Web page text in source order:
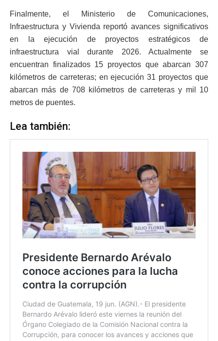
Finalmente, el Ministerio de Comunicaciones,
Infraestructura y Vivienda reportó avances significativos
en la ejecución de proyectos estratégicos de
infraestructura vial durante 2026. Actualmente se
encuentran finalizados 15 proyectos que abarcan 307
kilómetros de carreteras; en ejecución 31 proyectos que
abarcan más de 708 kilómetros de carreteras y mil 10
metros de puentes.
Lea también: